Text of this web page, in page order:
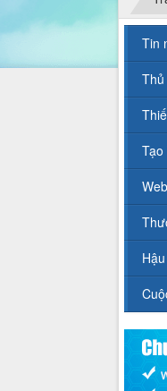
Tin
Tạo